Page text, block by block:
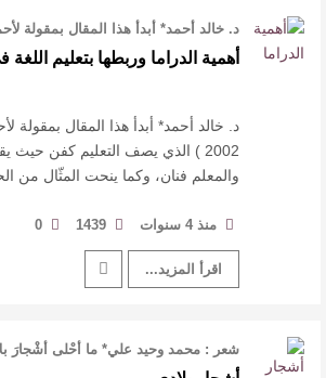
د. خالد أحمد* أبدأ هذا المقال بمقولة
2002 ) الذي يصف التعلي …
أهمية الدراما وربطها بتعليم
د. خالد أحمد* أبدأ هذا المقال بمقولة
2002 ) الذي يصف التعليم كفن حيث
والمعلم فنان، وكما ينحت المثّال من
منذ 4 سنوات 1439
0
اقرأ المزيد...
شعر : محمد وحيد علي* ما أحْلى أشْجارَ
أجْداديْ هُمْ غَ …